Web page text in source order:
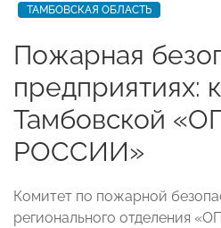
ТАМБОВСКАЯ ОБЛАСТЬ
Пожарная
предприятиях:
Тамбовской
РОССИИ»
Комитет по пожарной
регионального отделения